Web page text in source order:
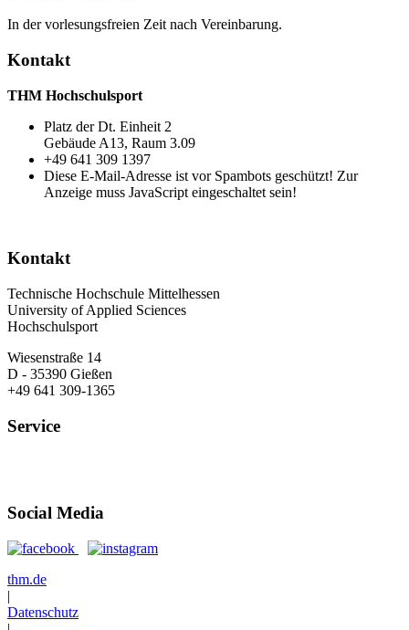
In der vorlesungsfreien Zeit nach Vereinbarung.
Kontakt
THM Hochschulsport
Platz der Dt. Einheit 2
Gebäude A13, Raum 3.09
+49 641 309 1397
Diese E-Mail-Adresse ist vor Spambots geschützt! Zur
Anzeige muss JavaScript eingeschaltet sein!
Kontakt
Technische Hochschule Mittelhessen
University of Applied Sciences
Hochschulsport
Wiesenstraße 14
D - 35390 Gießen
+49 641 309-1365
Service
Social Media
thm.de
|
Datenschutz